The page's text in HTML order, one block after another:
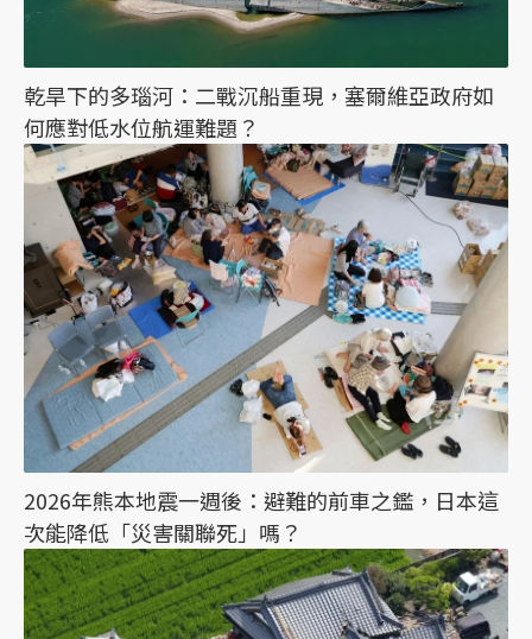
乾旱下的多瑙河：二戰沉船重現，塞爾維亞政府如
何應對低水位航運難題？
2026年熊本地震一週後：避難的前車之鑑，日本這
次能降低「災害關聯死」嗎？